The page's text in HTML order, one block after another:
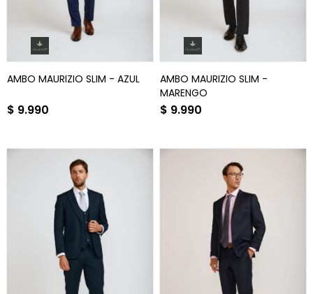
AMBO MAURIZIO SLIM - AZUL
$ 9.990
AMBO MAURIZIO SLIM -
MARENGO
$ 9.990